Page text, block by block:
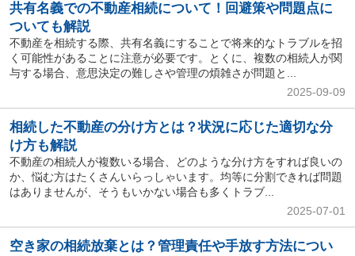
共有名義での不動産相続について！回避策や問題点に
ついても解説
不動産を相続する際、共有名義にすることで将来的なトラブルを招
く可能性があることに注意が必要です。とくに、複数の相続人が関
与する場合、意思決定の難しさや管理の煩雑さが問題と...
2025-09-09
相続した不動産の分け方とは？状況に応じた適切な分
け方も解説
不動産の相続人が複数いる場合、どのような分け方をすれば良いの
か、悩む方はたくさんいらっしゃいます。均等に分割できれば問題
はありませんが、そうもいかない場合も多くトラブ...
2025-07-01
空き家の相続放棄とは？管理責任や手放す方法につい